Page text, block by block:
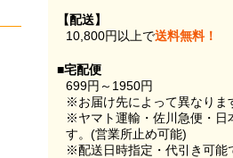
【配送】
10,800円以上で送料無料！
■宅配便
699円～1950円
※お届け先によって異なりま
※ヤマト運輸・佐川急便・日
す。(営業所止め可能)
※配送日時指定・代引き可能